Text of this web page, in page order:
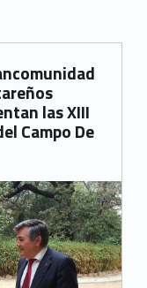
las XIII
Campo De